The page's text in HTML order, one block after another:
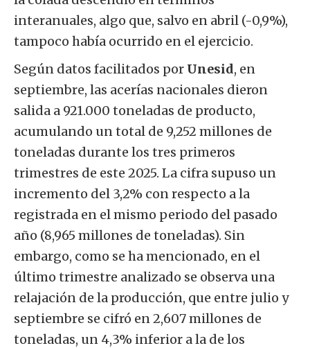
interanuales, algo que, salvo en abril (-0,9%),
tampoco había ocurrido en el ejercicio.
Según datos facilitados por Unesid, en
septiembre, las acerías nacionales dieron
salida a 921.000 toneladas de producto,
acumulando un total de 9,252 millones de
toneladas durante los tres primeros
trimestres de este 2025. La cifra supuso un
incremento del 3,2% con respecto a la
registrada en el mismo periodo del pasado
año (8,965 millones de toneladas). Sin
embargo, como se ha mencionado, en el
último trimestre analizado se observa una
relajación de la producción, que entre julio y
septiembre se cifró en 2,607 millones de
toneladas, un 4,3% inferior a la de los